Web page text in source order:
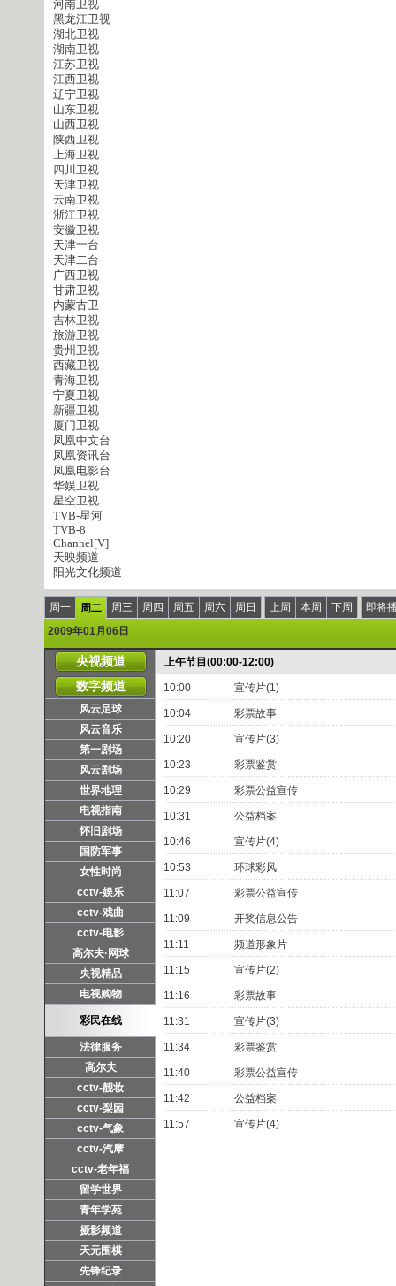
河南卫视
黑龙江卫视
湖北卫视
湖南卫视
江苏卫视
江西卫视
辽宁卫视
山东卫视
山西卫视
陕西卫视
上海卫视
四川卫视
天津卫视
云南卫视
浙江卫视
安徽卫视
天津一台
天津二台
广西卫视
甘肃卫视
内蒙古卫
吉林卫视
旅游卫视
贵州卫视
西藏卫视
青海卫视
宁夏卫视
新疆卫视
厦门卫视
凤凰中文台
凤凰资讯台
凤凰电影台
华娱卫视
星空卫视
TVB-星河
TVB-8
Channel[V]
天映频道
阳光文化频道
周一 周二 周三 周四 周五 周六 周日 上周 本周 下周
即将
2009年01月06日
央视频道
数字频道
风云足球
风云音乐
第一剧场
风云剧场
世界地理
电视指南
怀旧剧场
国防军事
女性时尚
cctv-娱乐
cctv-戏曲
cctv-电影
高尔夫·网球
央视精品
电视购物
彩民在线
法律服务
高尔夫
cctv-靓妆
cctv-梨园
cctv-气象
cctv-汽摩
cctv-老年福
留学世界
青年学苑
摄影频道
天元围棋
先锋纪录
上午节目(00:00-12:00)
10:00 宣传片(1)
10:04 彩票故事
10:20 宣传片(3)
10:23 彩票鉴赏
10:29 彩票公益宣传
10:31 公益档案
10:46 宣传片(4)
10:53 环球彩风
11:07 彩票公益宣传
11:09 开奖信息公告
11:11 频道形象片
11:15 宣传片(2)
11:16 彩票故事
11:31 宣传片(3)
11:34 彩票鉴赏
11:40 彩票公益宣传
11:42 公益档案
11:57 宣传片(4)